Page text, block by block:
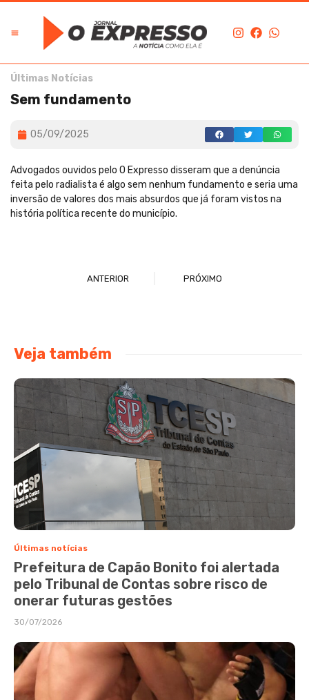
Últimas Notícias
Sem fundamento
05/09/2025
Advogados ouvidos pelo O Expresso disseram que a denúncia
feita pelo radialista é algo sem nenhum fundamento e seria uma
inversão de valores dos mais absurdos que já foram vistos na
história política recente do município.
ANTERIOR PRÓXIMO
Veja também
Últimas notícias
Prefeitura de Capão Bonito foi alertada
pelo Tribunal de Contas sobre risco de
onerar futuras gestões
30/07/2026